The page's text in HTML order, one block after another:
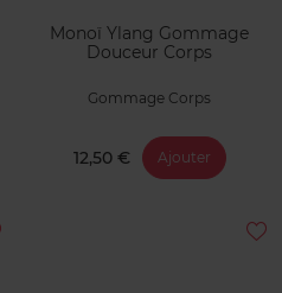
Monoï Ylang Gommage
Douceur Corps
Gommage Corps
12,50 € Ajouter